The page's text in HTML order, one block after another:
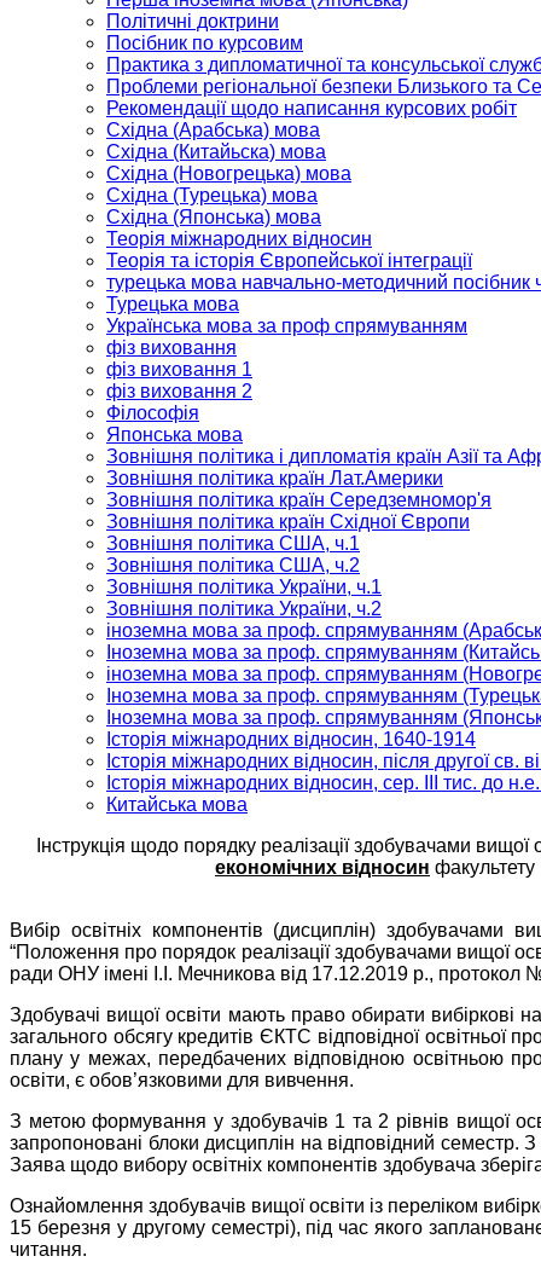
Політичні доктрини
Посібник по курсовим
Практика з дипломатичної та консульської
Проблеми регіональної безпеки Близького та
Рекомендації щодо написання курсових робіт
Східна (Арабська) мова
Східна (Китайьска) мова
Східна (Новогрецька) мова
Східна (Турецька) мова
Східна (Японська) мова
Теорія міжнародних відносин
Теорія та історія Європейської інтеграції
турецька мова навчально-методичний посібник
Турецька мова
Українська мова за проф спрямуванням
фіз виховання
фіз виховання 1
фіз виховання 2
Філософія
Японська мова
Зовнішня політика і дипломатія країн Азії та
Зовнішня політика країн Лат.Америки
Зовнішня політика країн Середземномор'я
Зовнішня політика країн Східної Європи
Зовнішня політика США, ч.1
Зовнішня політика США, ч.2
Зовнішня політика України, ч.1
Зовнішня політика України, ч.2
іноземна мова за проф. спрямуванням
Іноземна мова за проф. спрямуванням
іноземна мова за проф. спрямуванням
Іноземна мова за проф. спрямуванням
Іноземна мова за проф. спрямуванням
Історія міжнародних відносин, 1640-1914
Історія міжнародних відносин, після другої св.
Історія міжнародних відносин, сер. ІІІ тис. до
Китайська мова
Інструкція щодо порядку реалізації здобувачами
економічних відносин факультету
Вибір освітніх компонентів (дисциплін) здобувачами
“Положення про порядок реалізації здобувачами вищої
ради ОНУ імені І.І. Мечникова від 17.12.2019 р., протокол
Здобувачі вищої освіти мають право обирати
загального обсягу кредитів ЄКТС відповідної освітньої
плану у межах, передбачених відповідною освітньою
освіти, є обов’язковими для вивчення.
З метою формування у здобувачів 1 та 2 рівнів вищої
запропоновані блоки дисциплін на відповідний семестр.
Заява щодо вибору освітніх компонентів здобувача
Ознайомлення здобувачів вищої освіти із переліком
15 березня у другому семестрі), під час якого
читання.